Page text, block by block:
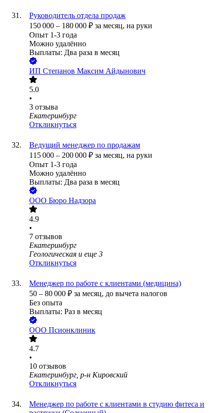
Руководитель отдела продаж
150 000 – 180 000 ₽ за месяц, на руки
Опыт 1-3 года
Можно удалённо
Выплаты: Два раза в месяц
ИП Степанов Максим Айдынович
5.0
•
3 отзыва
Екатеринбург
Откликнуться
Ведущий менеджер по продажам
115 000 – 200 000 ₽ за месяц, на руки
Опыт 1-3 года
Можно удалённо
Выплаты: Два раза в месяц
ООО Бюро Надзора
4.9
•
7 отзывов
Екатеринбург
Геологическая и еще 3
Откликнуться
Менеджер по работе с клиентами (медицина)
50 – 80 000 ₽ за месяц, до вычета налогов
Без опыта
Выплаты: Раз в месяц
ООО Псионклиник
4.7
•
10 отзывов
Екатеринбург, р-н Кировский
Откликнуться
Менеджер по работе с клиентами в студию фитеса и